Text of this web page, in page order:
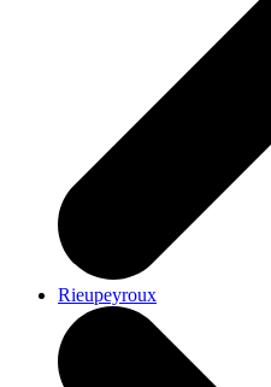
Rieupeyroux